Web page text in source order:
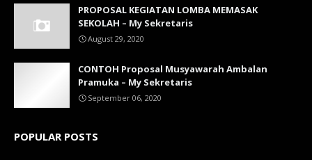
PROPOSAL KEGIATAN LOMBA MEMASAK
SEKOLAH – My Sekretaris
August 29, 2020
CONTOH Proposal Musyawarah Ambalan
Pramuka – My Sekretaris
September 06, 2020
POPULAR POSTS